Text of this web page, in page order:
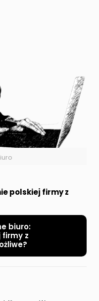
polskiej firmy z
biuro:
z